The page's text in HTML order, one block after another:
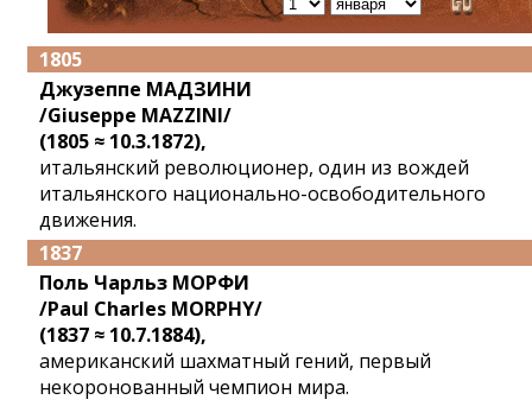
1805
Джузеппе МАДЗИНИ
/Giuseppe MAZZINI/
(1805 ≈ 10.3.1872),
итальянский революционер, один из вождей
итальянского национально-освободительного
движения.
1837
Поль Чарльз МОРФИ
/Paul Charles MORPHY/
(1837 ≈ 10.7.1884),
американский шахматный гений, первый
некоронованный чемпион мира.